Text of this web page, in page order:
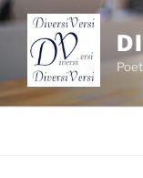
Salta
al
contenuto